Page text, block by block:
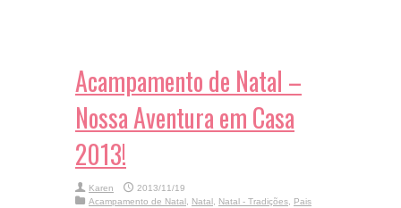
Acampamento de Natal –
Nossa Aventura em Casa
2013!
Karen
2013/11/19
Acampamento de Natal, Natal, Natal - Tradições, Pais